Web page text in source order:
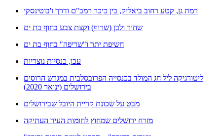
רמת גן, קטע רחוב ביאליק, בין כיכר רמב"ם ודרך ז'בוטינסקי
שחור ולבן (שרוף) וקצת צבע בחוף בת ים
חשיפת יתר ו"שריפה" בחוף בת ים
עכו, כנסיות נוצריות
ליטורגיקה ליל חג המולד בכנסייה הפרובסלבית במגרש הרוסים
בירושלים (ינואר 2020)
מבט על שכונת קריית היובל שבירושלים
מזרח ירושלים שמחוץ לחומות העיר העתיקה